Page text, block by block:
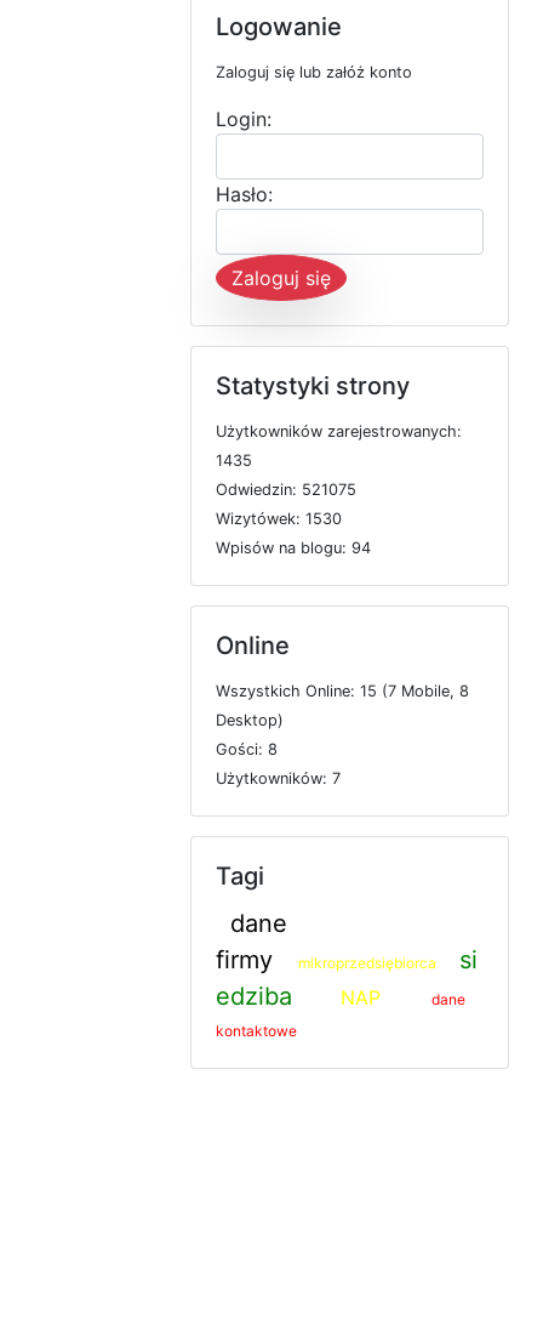
Logowanie
Zaloguj się lub załóż konto
Login:
Hasło:
Zaloguj się
Statystyki strony
Użytkowników zarejestrowanych:
1435
Odwiedzin: 521075
Wizytówek: 1530
Wpisów na blogu: 94
Online
Wszystkich Online: 15 (7 Mobile, 8
Desktop)
Gości: 8
Użytkowników: 7
Tagi
dane
firmy
mikroprzedsiębiorca
si
edziba
NAP
dane
kontaktowe